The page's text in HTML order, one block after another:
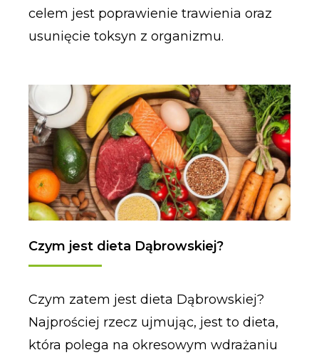
celem jest poprawienie trawienia oraz
usunięcie toksyn z organizmu.
Czym jest dieta Dąbrowskiej?
Czym zatem jest dieta Dąbrowskiej?
Najprościej rzecz ujmując, jest to dieta,
która polega na okresowym wdrażaniu